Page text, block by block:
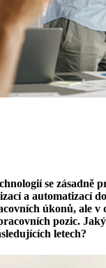
se zásadně
a automatizací
úkonů, ale v
pozic.
letech?